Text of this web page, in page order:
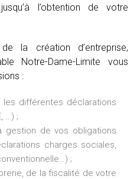
l’obtention de votre
la création d’entreprise,
Notre-Dame-Limite vous
:
différentes déclarations
…) ;
gestion de vos obligations
charges sociales,
;
de la fiscalité de votre